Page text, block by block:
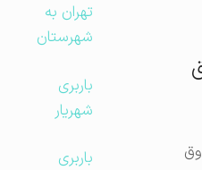
تهران به
شهرستان
باربری
شهریار
باربری